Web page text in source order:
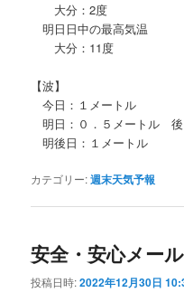
大分：2度
明日日中の最高気温
大分：11度
【波】
今日：１メートル
明日：０．５メートル
明後日：１メートル
カテゴリー:週末天気予報
安全・安心メー
投稿日時:2022年12月30日